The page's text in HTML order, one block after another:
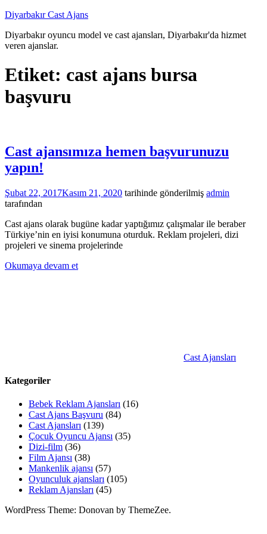
İçeriğe
Diyarbakır Cast Ajans
Diyarbakır oyuncu model ve cast ajansları, Diyarbakır'da hizmet
veren ajanslar.
Etiket: cast ajans bursa
başvuru
Cast ajansımıza hemen başvurunuzu
yapın!
Şubat 22, 2017Kasım 21, 2020 tarihinde gönderilmiş admin
tarafından
Cast ajans olarak bugüne kadar yaptığımız çalışmalar ile beraber
Türkiye’nin en iyisi konumuna oturduk. Reklam projeleri, dizi
projeleri ve sinema projelerinde
Okumaya devam et
Cast Ajansları
Kategoriler
Bebek Reklam Ajansları (16)
Cast Ajans Başvuru (84)
Cast Ajansları (139)
Çocuk Oyuncu Ajansı (35)
Dizi-film (36)
Film Ajansı (38)
Mankenlik ajansı (57)
Oyunculuk ajansları (105)
Reklam Ajansları (45)
WordPress Theme: Donovan by ThemeZee.